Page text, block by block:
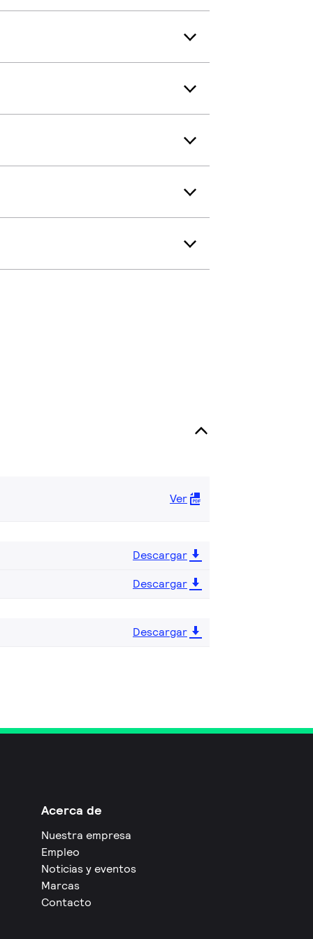
Ver
Descargar
Descargar
Descargar
Acerca de
Nuestra empresa
Empleo
Noticias y eventos
Marcas
Contacto